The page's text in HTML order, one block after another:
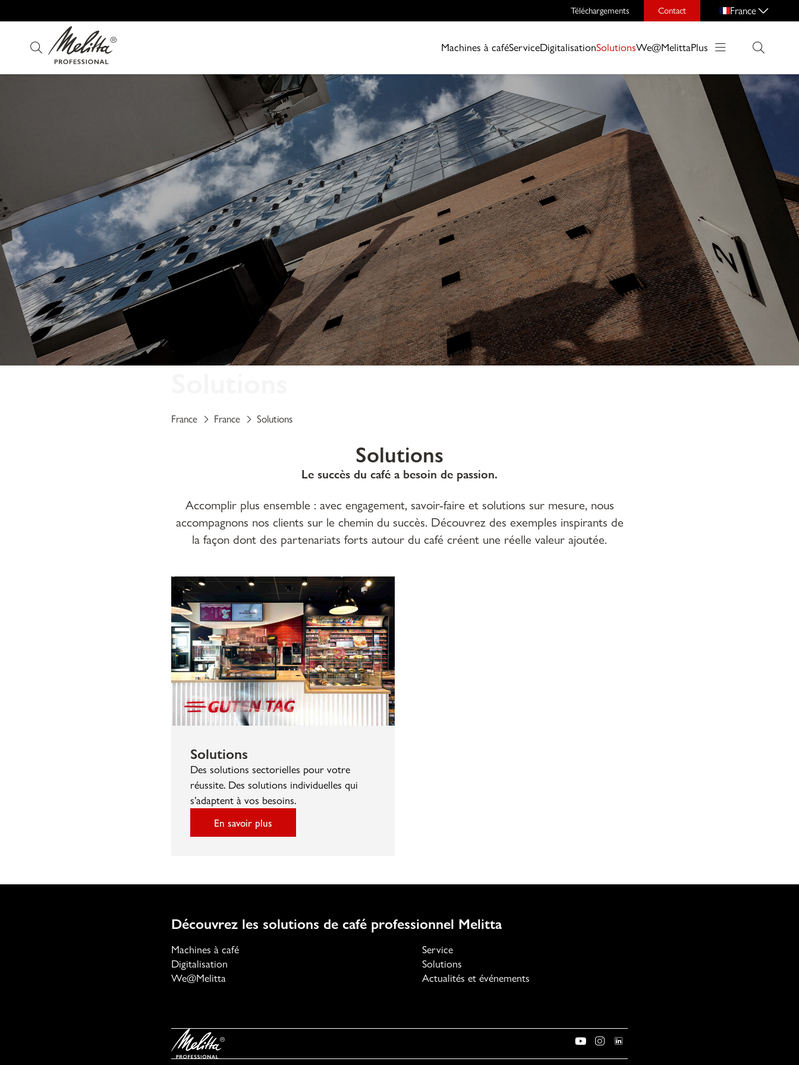
Téléchargements Contact France
Machines à caféServiceDigitalisationSolutionsWe@MelittaPlus
France France Solutions
Solutions
Le succès du café a besoin de passion.
Accomplir plus ensemble : avec engagement, savoir-faire et solutions sur mesure, nous
accompagnons nos clients sur le chemin du succès. Découvrez des exemples inspirants de
la façon dont des partenariats forts autour du café créent une réelle valeur ajoutée.
Solutions
Des solutions sectorielles pour votre
réussite. Des solutions individuelles qui
s’adaptent à vos besoins.
En savoir plus
Découvrez les solutions de café professionnel Melitta
Machines à café
Service
Digitalisation
Solutions
We@Melitta
Actualités et événements